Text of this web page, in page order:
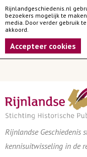
Rijnlandgeschiedenis.nl
bezoekers mogelijk te
media. Door verder gebruik
akkoord.
Accepteer cookies
Rijnlandse Geschiedenis
kennisuitwisseling in de